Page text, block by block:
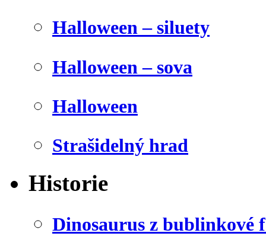
Halloween – siluety
Halloween – sova
Halloween
Strašidelný hrad
Historie
Dinosaurus z bublinkové